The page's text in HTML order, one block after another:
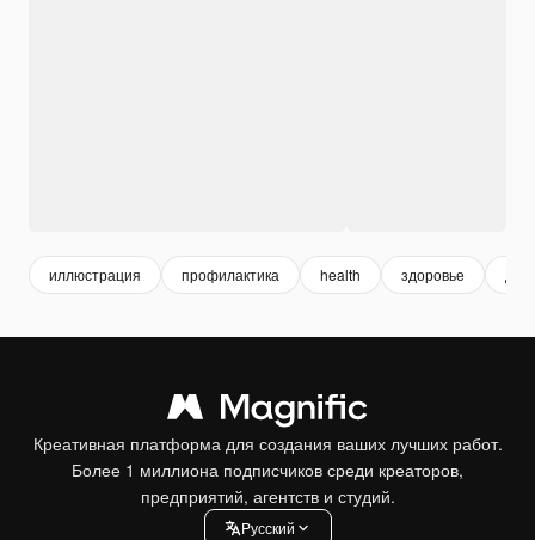
иллюстрация профилактика health здоровье
Креативная платформа для создания ваших лучших работ.
Более 1 миллиона подписчиков среди креаторов,
предприятий, агентств и студий.
Pусский